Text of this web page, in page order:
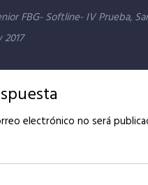
FBG- Softline- IV Prueba,
2017
electrónico no será